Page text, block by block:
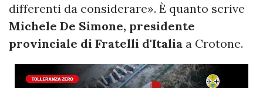
differenti da considerare». È quanto scrive
Michele De Simone, presidente
provinciale di Fratelli d'Italia a Crotone.